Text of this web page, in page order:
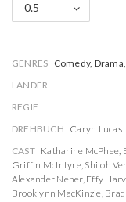
0.5
GENRES Comedy,
LÄNDER
REGIE
DREHBUCH Caryn Lucas
CAST Katharine McPhee,
Griffin McIntyre, Shiloh
Alexander Neher, Effy
Brooklynn MacKinzie,